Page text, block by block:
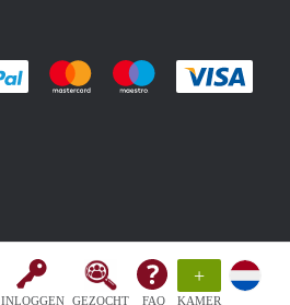
INLOGGEN GEZOCHT FAQ
+
KAMER
Je rekent gemakkelijk af met Paypal
Je rekent gemakkelijk af met
Je rekent